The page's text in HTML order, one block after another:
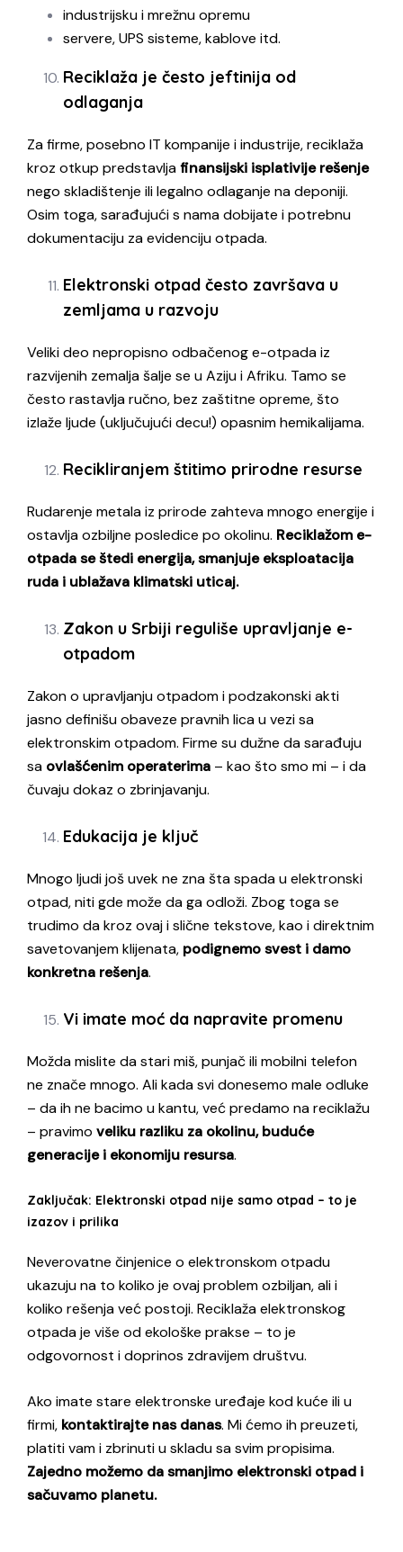
industrijsku i mrežnu opremu
servere, UPS sisteme, kablove itd.
Reciklaža je često jeftinija od
odlaganja
Za firme, posebno IT kompanije i industrije, reciklaža
kroz otkup predstavljafinansijski isplativije rešenje
nego skladištenje ili legalno odlaganje na deponiji.
Osim toga, sarađujući s nama dobijate i potrebnu
dokumentaciju za evidenciju otpada.
Elektronski otpad često završava u
zemljama u razvoju
Veliki deo nepropisno odbačenog e-otpada iz
razvijenih zemalja šalje se u Aziju i Afriku. Tamo se
često rastavlja ručno, bez zaštitne opreme, što
izlaže ljude (uključujući decu!) opasnim hemikalijama.
Recikliranjem štitimo prirodne resurse
Rudarenje metala iz prirode zahteva mnogo energije i
ostavlja ozbiljne posledice po okolinu. Reciklažom e-
otpada se štedi energija, smanjuje eksploatacija
ruda i ublažava klimatski uticaj.
Zakon u Srbiji reguliše upravljanje e-
otpadom
Zakon o upravljanju otpadom i podzakonski akti
jasno definišu obaveze pravnih lica u vezi sa
elektronskim otpadom. Firme su dužne da sarađuju
sa ovlašćenim operaterima – kao što smo mi – i da
čuvaju dokaz o zbrinjavanju.
Edukacija je ključ
Mnogo ljudi još uvek ne zna šta spada u elektronski
otpad, niti gde može da ga odloži. Zbog toga se
trudimo da kroz ovaj i slične tekstove, kao i direktnim
savetovanjem klijenata, podignemo svest i damo
konkretna rešenja.
Vi imate moć da napravite promenu
Možda mislite da stari miš, punjač ili mobilni telefon
ne znače mnogo. Ali kada svi donesemo male odluke
– da ih ne bacimo u kantu, već predamo na reciklažu
– pravimo veliku razliku za okolinu, buduće
generacije i ekonomiju resursa.
Zaključak: Elektronski otpad nije samo otpad – to je
izazov i prilika
Neverovatne činjenice o elektronskom otpadu
ukazuju na to koliko je ovaj problem ozbiljan, ali i
koliko rešenja već postoji. Reciklaža elektronskog
otpada je više od ekološke prakse – to je
odgovornost i doprinos zdravijem društvu.
Ako imate stare elektronske uređaje kod kuće ili u
firmi, kontaktirajte nas danas. Mi ćemo ih preuzeti,
platiti vam i zbrinuti u skladu sa svim propisima.
Zajedno možemo da smanjimo elektronski otpad i
sačuvamo planetu.